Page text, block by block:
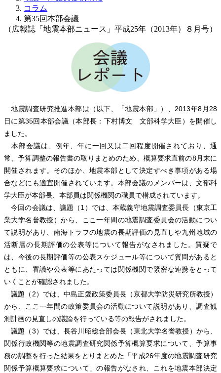
コラム
第35回本部会議
（広報誌「地震本部ニュース」平成25年（2013年）８月号）
地震調査研究推進本部は（以下、「地震本部」）、2013年8月28
日に第35回本部会議（本部長：下村博文 文部科学大臣）を開催し
ました。
本部会議は、例年、年に一回又は二回程度開催されており、通
常、予算調整の報告書の取りまとめのため、概算要求直前の8月末に
開催されます。そのほか、地震本部として決定すべき事項がある場
合などにも適宜開催されています。本部会議のメンバーは、文部科
学大臣が本部長、本部員は関係機関の職員で構成されています。
今回の会議は、議題（1）では、本蔵義守地震調査委員長（東京工
業大学名誉教授）から、ここ一年間の地震調査委員会の活動につい
て説明があり、南海トラフの地震の長期評価の見直しや九州地域の
活断層の長期評価の公表等について報告がなされました。質疑で
は、今後の長期評価等の公表スケジュール等について質問があると
ともに、審議や公表等にあたっては関係機関で緊密な連携をとって
いくことが確認されました。
議題（2）では、中島正愛政策委員長（京都大学防災研究所教授）
から、ここ一年間の政策委員会の活動について説明があり、調査観
測計画の見直しの議論を行っている等の報告がされました。
議題（3）では、長谷川昭総合部会長（東北大学名誉教授）から、
関係行政機関等の地震調査研究関係予算概算要求について、予算事
務の調整を行った結果をとりまとめた「平成26年度の地震調査研究
関係予算概算要求について」の報告がなされ、これを地震本部決定